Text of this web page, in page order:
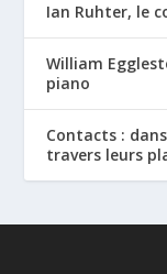
Ian Ruhter, le
William
piano
Contacts :
travers leurs